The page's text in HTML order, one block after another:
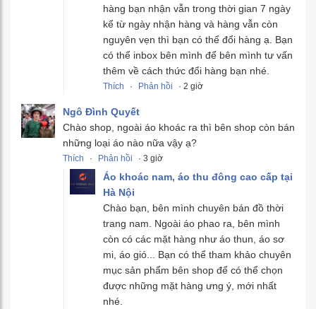
hàng bạn nhận vẫn trong thời gian 7 ngày
kể từ ngày nhận hàng và hàng vẫn còn
nguyên vẹn thì bạn có thể đổi hàng ạ. Bạn
có thể inbox bên mình để bên mình tư vấn
thêm về cách thức đổi hàng bạn nhé.
Thích · Phản hồi · 2 giờ
Ngô Đình Quyết
Chào shop, ngoài áo khoác ra thì bên shop còn bán
những loại áo nào nữa vậy ạ?
Thích · Phản hồi · 3 giờ
Áo khoác nam, áo thu đông cao cấp tại
Hà Nội
Chào bạn, bên mình chuyên bán đồ thời
trang nam. Ngoài áo phao ra, bên mình
còn có các mặt hàng như áo thun, áo sơ
mi, áo gió... Bạn có thể tham khảo chuyên
mục sản phẩm bên shop để có thể chọn
được những mặt hàng ưng ý, mới nhất
nhé.